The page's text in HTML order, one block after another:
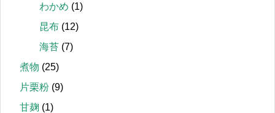
わかめ (1)
昆布 (12)
海苔 (7)
煮物 (25)
片栗粉 (9)
甘麹 (1)